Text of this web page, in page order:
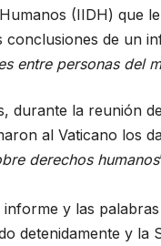
(IIDH) que
conclusiones de un
entre personas del
durante la reunión
al Vaticano los
derechos humanos
y las
detenidamente y la